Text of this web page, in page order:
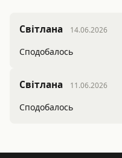
Світлана 14.06.2026
Сподобалось
Світлана 11.06.2026
Сподобалось